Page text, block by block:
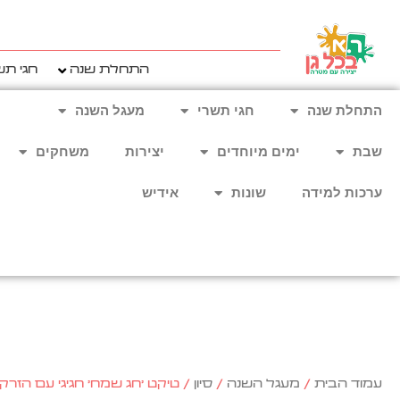
התחלת שנה חגי
התחלת שנה חגי תשרי מעגל השנה
שבת ימים מיוחדים יצירות משחקים
ערכות למידה שונות אידיש
עמוד הבית / מעגל השנה / סיון / טיקט 'חג שמח' חגיגי עם הזרקת